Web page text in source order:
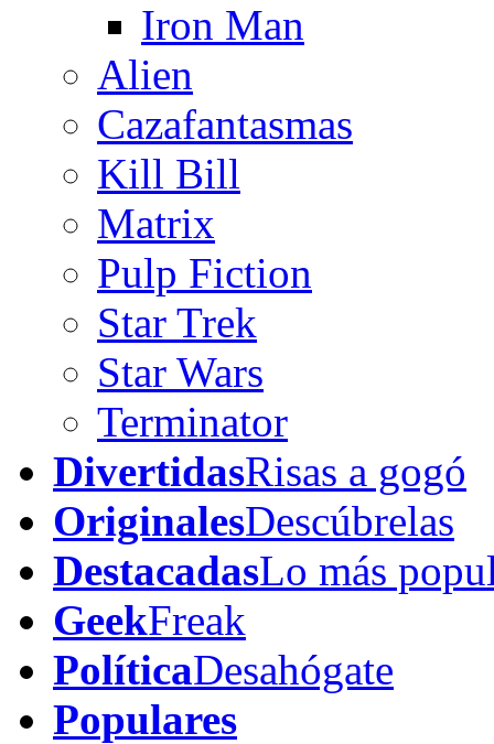
Iron Man
Alien
Cazafantasmas
Kill Bill
Matrix
Pulp Fiction
Star Trek
Star Wars
Terminator
DivertidasRisas a gogó
OriginalesDescúbrelas
DestacadasLo más
GeekFreak
PolíticaDesahógate
Populares